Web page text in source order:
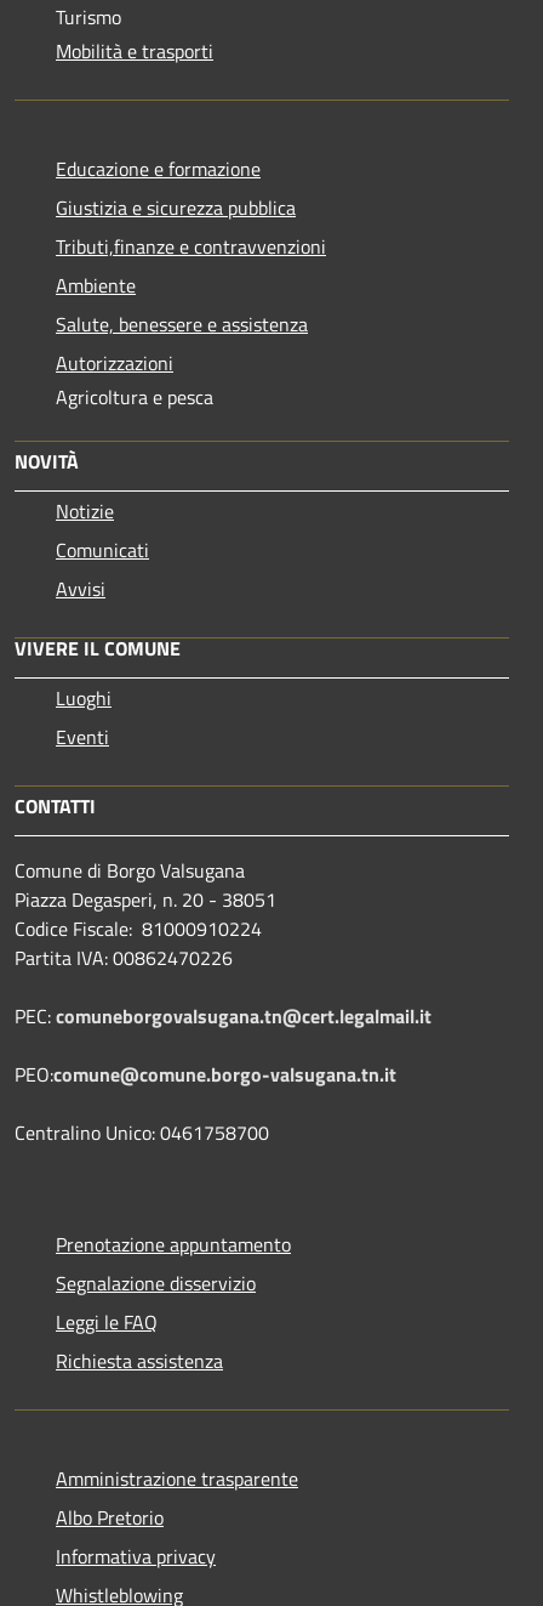
Turismo
Mobilità e trasporti
Educazione e formazione
Giustizia e sicurezza pubblica
Tributi,finanze e contravvenzioni
Ambiente
Salute, benessere e assistenza
Autorizzazioni
Agricoltura e pesca
NOVITÀ
Notizie
Comunicati
Avvisi
VIVERE IL COMUNE
Luoghi
Eventi
CONTATTI
Comune di Borgo Valsugana
Piazza Degasperi, n. 20 - 38051
Codice Fiscale: 81000910224
Partita IVA: 00862470226
PEC:comuneborgovalsugana.tn@cert.legalmail.it
PEO:comune@comune.borgo-valsugana.tn.it
Centralino Unico: 0461758700
Prenotazione appuntamento
Segnalazione disservizio
Leggi le FAQ
Richiesta assistenza
Amministrazione trasparente
Albo Pretorio
Informativa privacy
Whistleblowing